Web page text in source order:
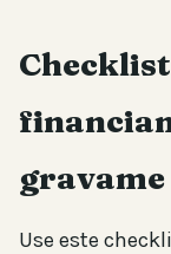
gravame
Use este